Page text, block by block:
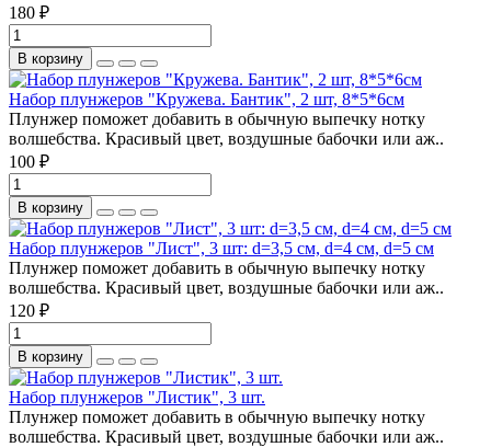
180 ₽
В корзину
Набор плунжеров "Кружева. Бантик", 2 шт, 8*5*6см
Плунжер поможет добавить в обычную выпечку нотку
волшебства. Красивый цвет, воздушные бабочки или аж..
100 ₽
В корзину
Набор плунжеров "Лист", 3 шт: d=3,5 см, d=4 см, d=5 см
Плунжер поможет добавить в обычную выпечку нотку
волшебства. Красивый цвет, воздушные бабочки или аж..
120 ₽
В корзину
Набор плунжеров "Листик", 3 шт.
Плунжер поможет добавить в обычную выпечку нотку
волшебства. Красивый цвет, воздушные бабочки или аж..